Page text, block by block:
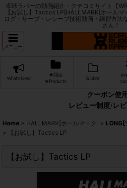
卓球ラバーの動画紹介・クチコミサイト【
【お試し】Tactics LP[HALLMARK[ホール
ログ・サーブ・レシーブ技術動画・練習方法
さん！
メニュー
What's New
★商品
★Products
Rubber
クーポン使
レビュー制度/レ
Home > HALLMARK[ホールマーク] > LONG[
>
【お試し】Tactics LP
【お試し】Tactics LP